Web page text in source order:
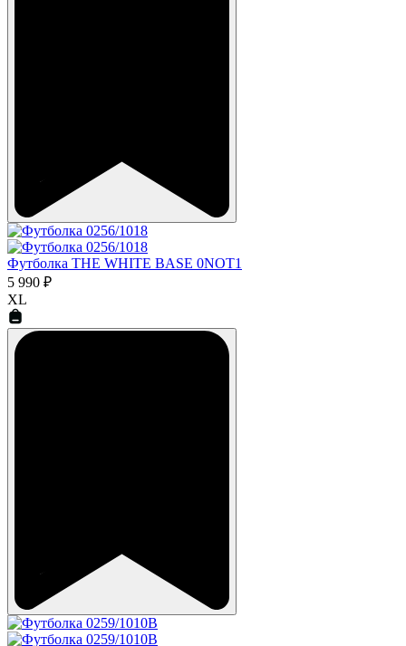
Футболка THE WHITE BASE 0NOT1
5 990 ₽
XL